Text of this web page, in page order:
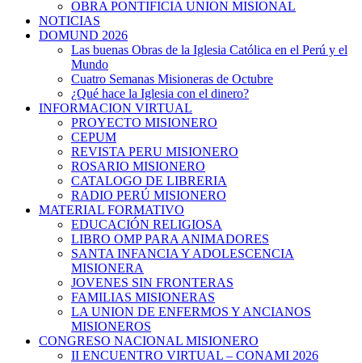
OBRA PONTIFICIA UNION MISIONAL
NOTICIAS
DOMUND 2026
Las buenas Obras de la Iglesia Católica en el Perú y el
Mundo
Cuatro Semanas Misioneras de Octubre
¿Qué hace la Iglesia con el dinero?
INFORMACION VIRTUAL
PROYECTO MISIONERO
CEPUM
REVISTA PERU MISIONERO
ROSARIO MISIONERO
CATALOGO DE LIBRERIA
RADIO PERÚ MISIONERO
MATERIAL FORMATIVO
EDUCACIÓN RELIGIOSA
LIBRO OMP PARA ANIMADORES
SANTA INFANCIA Y ADOLESCENCIA
MISIONERA
JOVENES SIN FRONTERAS
FAMILIAS MISIONERAS
LA UNION DE ENFERMOS Y ANCIANOS
MISIONEROS
CONGRESO NACIONAL MISIONERO
II ENCUENTRO VIRTUAL – CONAMI 2026